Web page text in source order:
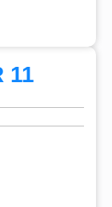
11